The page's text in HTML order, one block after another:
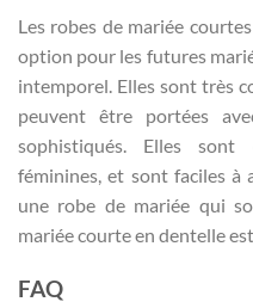
Les robes de mariée
option pour les futures
intemporel. Elles sont très
peuvent être portées
sophistiqués. Elles sont
féminines, et sont faciles à
une robe de mariée qui
mariée courte en dentelle
FAQ